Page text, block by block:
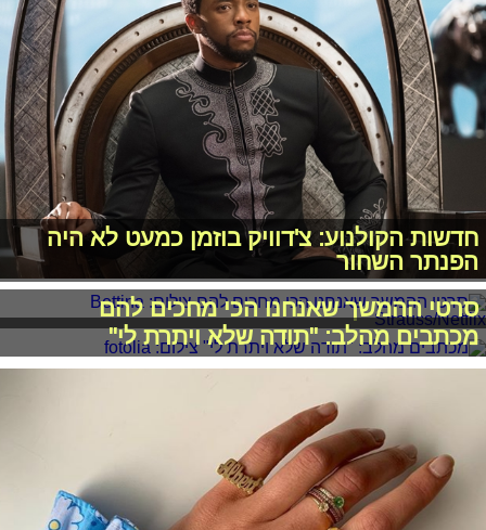
חדשות הקולנוע: צ'דוויק בוזמן כמעט לא היה
הפנתר השחור
סרטי ההמשך שאנחנו הכי מחכים להם
מכתבים מהלב: "תודה שלא ויתרת לי"